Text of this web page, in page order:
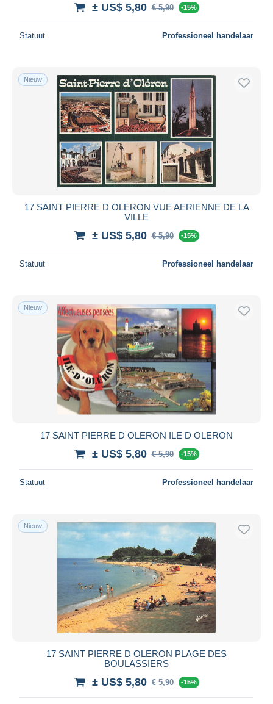
± US$ 5,80 € 5,90 -15%
Statuut Professioneel handelaar
Nieuw
17 SAINT PIERRE D OLERON VUE AERIENNE DE LA
VILLE
± US$ 5,80 € 5,90 -15%
Statuut Professioneel handelaar
Nieuw
17 SAINT PIERRE D OLERON ILE D OLERON
± US$ 5,80 € 5,90 -15%
Statuut Professioneel handelaar
Nieuw
17 SAINT PIERRE D OLERON PLAGE DES
BOULASSIERS
± US$ 5,80 € 5,90 -15%